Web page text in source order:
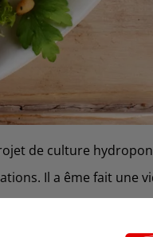
de culture
Il a ême fait une
même procédé pour
tels que des radis.